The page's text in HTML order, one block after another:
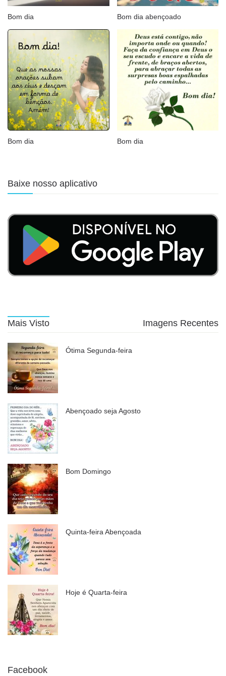
Bom dia Bom dia abençoado
Bom dia Bom dia
Baixe nosso aplicativo
Mais Visto Imagens Recentes
Ótima Segunda-feira
Abençoado seja Agosto
Bom Domingo
Quinta-feira Abençoada
Hoje é Quarta-feira
Facebook